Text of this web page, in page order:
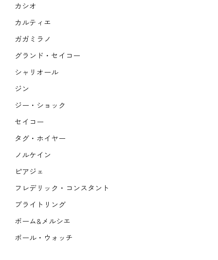
カシオ
カルティエ
ガガミラノ
グランド・セイコー
シャリオール
ジン
ジー・ショック
セイコー
タグ・ホイヤー
ノルケイン
ピアジェ
フレデリック・コンスタント
ブライトリング
ボーム&メルシエ
ボール・ウォッチ